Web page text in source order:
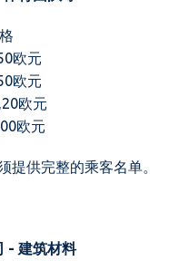
欧元
欧元
欧元
欧元
提供完整的乘客名单。
- 建筑材料